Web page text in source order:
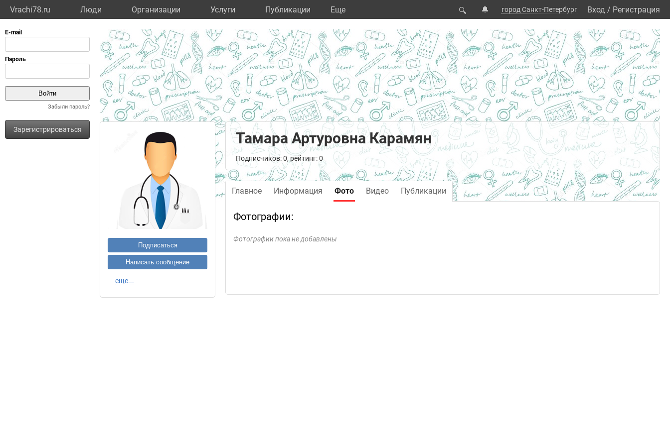
Vrachi78.ru Люди Организации Услуги Публикации Eще 🔍 🔔 город Санкт-Петербург Вход / Регистрация
Забыли пароль?
Зарегистрироваться
Подписаться
Написать сообщение
еще...
Тамара Артуровна Карамян
Подписчиков: 0, рейтинг: 0
Главное Информация Фото Видео Публикации
Фотографии:
Фотографии пока не добавлены